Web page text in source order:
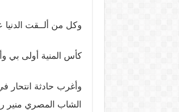
وكل من ألــقت الدنيا
كأس المنية أولى بي
وأغرب حادثة انتحار
الشاب المصري منير